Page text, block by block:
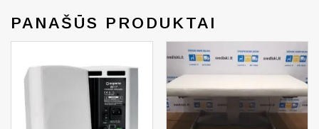
PANAŠŪS PRODUKTAI